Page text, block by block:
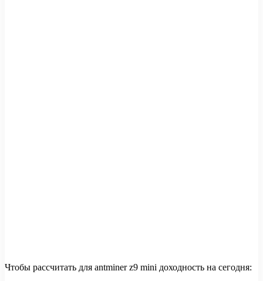
Чтобы рассчитать для antminer z9 mini доходность на сегодня: